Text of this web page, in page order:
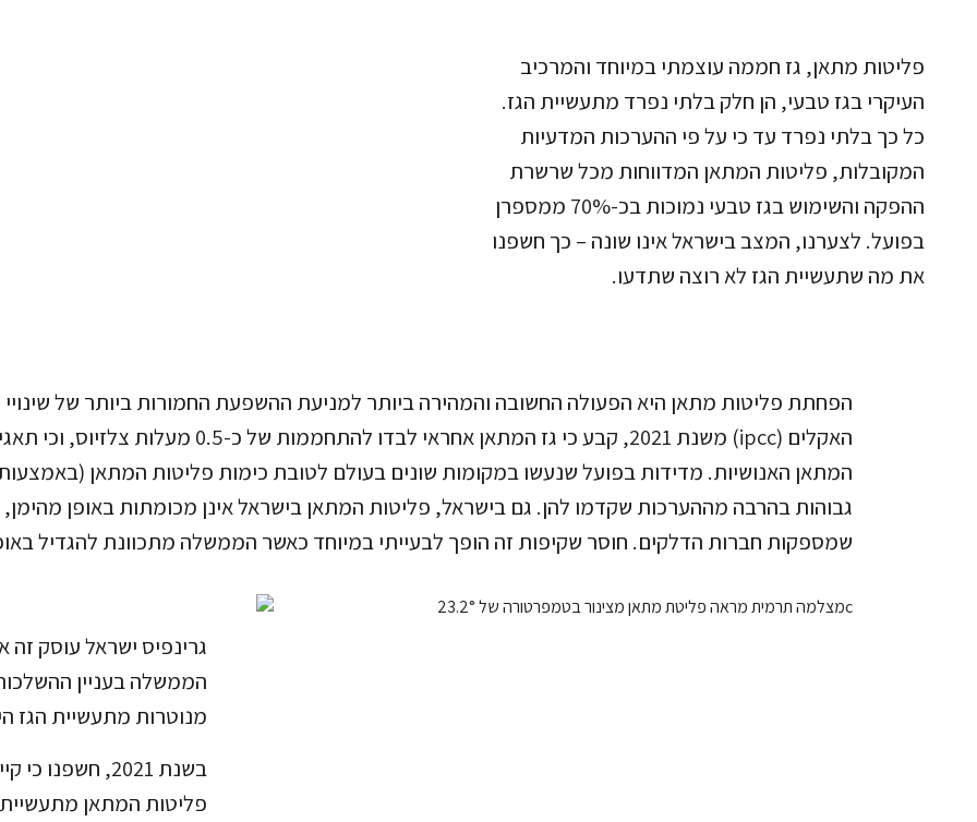
פליטות מתאן, גז חממה עוצמתי במיוחד והמרכיב
העיקרי בגז טבעי, הן חלק בלתי נפרד מתעשיית הגז.
כל כך בלתי נפרד עד כי על פי ההערכות המדעיות
המקובלות, פליטות המתאן המדווחות מכל שרשרת
ההפקה והשימוש בגז טבעי נמוכות בכ-70% ממספרן
בפועל. לצערנו, המצב בישראל אינו שונה – כך חשפנו
את מה שתעשיית הגז לא רוצה שתדעו.
הפחתת פליטות מתאן היא הפעולה החשובה והמהירה ביותר למניעת ההשפעת החמורות ביותר של
המתאן האנושיות. מדידות בפועל שנעשו במקומות שונים בעולם לטובת כימות פליטות המתאן
גבוהות בהרבה מההערכות שקדמו להן. גם בישראל, פליטות המתאן בישראל אינן מכומתות באופן
שמספקות חברות הדלקים. חוסר שקיפות זה הופך לבעייתי במיוחד כאשר הממשלה מתכוונת להגדיל
גרינפיס ישראל עוסק
הממשלה בעניין
מנוטרות מתעשיית הגז
בשנת 2021,
פליטות המתאן